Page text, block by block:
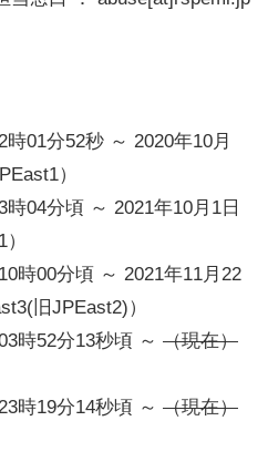
01分52秒 ～ 2020年10月
）
04分頃 ～ 2021年10月1日
時00分頃 ～ 2021年11月22
旧JPEast2)）
時52分13秒頃 ～ （現在）
時19分14秒頃 ～ （現在）